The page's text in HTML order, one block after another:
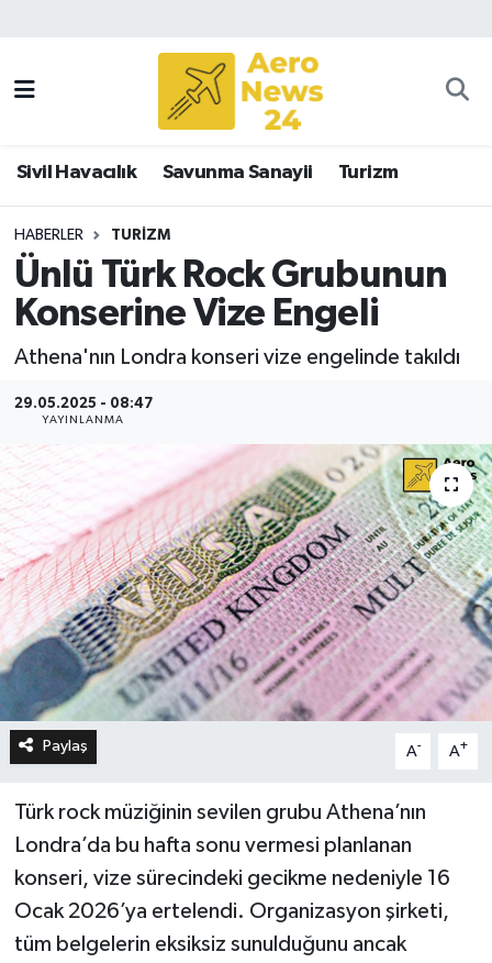
Sivil Havacılık Savunma Sanayii Turizm
HABERLER TURIZM
Ünlü Türk Rock Grubunun
Konserine Vize Engeli
Athena'nın Londra konseri vize engelinde takıldı
29.05.2025 - 08:47
YAYINLANMA
Paylaş A- A+
Türk rock müziğinin sevilen grubu Athena’nın
Londra’da bu hafta sonu vermesi planlanan
konseri, vize sürecindeki gecikme nedeniyle 16
Ocak 2026’ya ertelendi. Organizasyon şirketi,
tüm belgelerin eksiksiz sunulduğunu ancak